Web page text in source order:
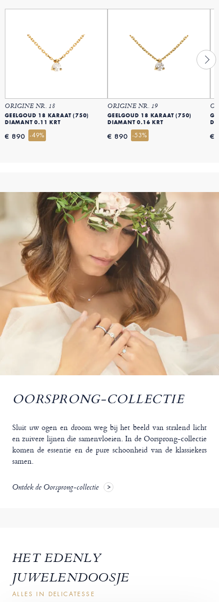
ORIGINE NR. 18
GEELGOUD 18 KARAAT (750)
DIAMANT 0.11 KRT
€ 890 -49%
ORIGINE NR. 19
GEELGOUD 18 KARAAT (750)
DIAMANT 0.16 KRT
€ 890 -53% €
OORSPRONG-COLLECTIE
Sluit uw ogen en droom weg bij het beeld van stralend licht
en zuivere lijnen die samenvloeien. In de Oorsprong-collectie
komen de essentie en de pure schoonheid van de klassiekers
samen.
Ontdek de Oorsprong-collectie
HET EDENLY
JUWELENDOOSJE
ALLES IN DELICATESSE